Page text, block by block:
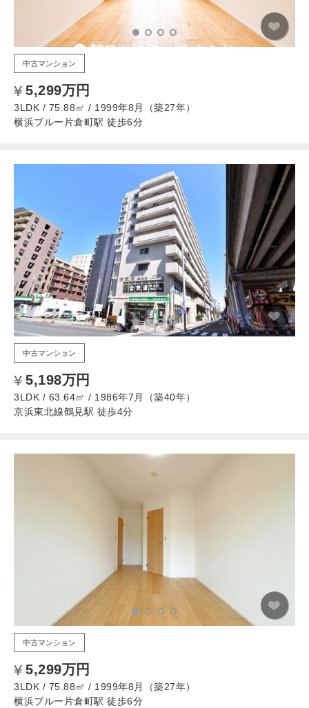
中古マンション
5,299万円
3LDK / 75.88㎡ / 1999年8月（築27年）
横浜ブルー片倉町駅 徒歩6分
中古マンション
5,198万円
3LDK / 63.64㎡ / 1986年7月（築40年）
京浜東北線鶴見駅 徒歩4分
中古マンション
5,299万円
3LDK / 75.88㎡ / 1999年8月（築27年）
横浜ブルー片倉町駅 徒歩6分